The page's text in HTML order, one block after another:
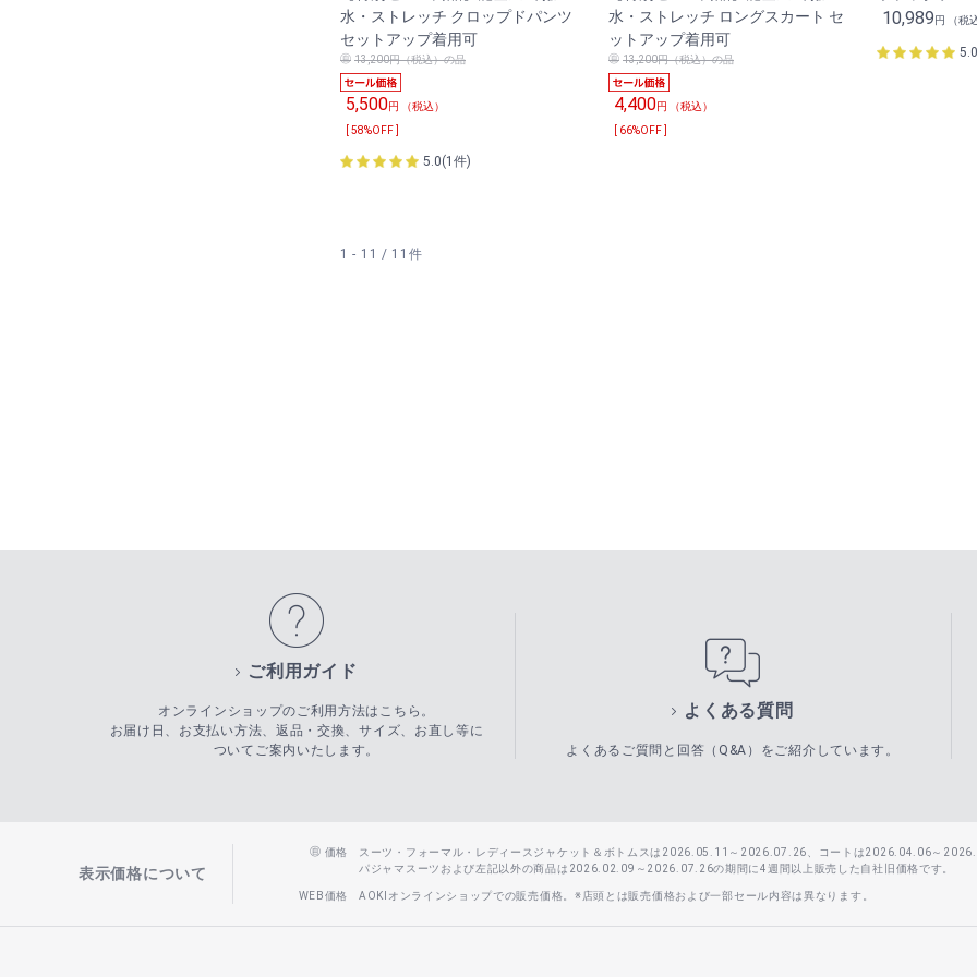
水・ストレッチ クロップドパンツ
セットアップ着用可
13,200円（税込）の品
5,500円 （税込）
[ 58%OFF ]
5.0(1件)
水・ストレッチ ロングスカート セ
ットアップ着用可
13,200円（税込）の品
4,400円 （税込）
[ 66%OFF ]
10,989円 （税
1 - 11 / 11件
ご利用ガイド
オンラインショップのご利用方法はこちら。
お届け日、お支払い方法、返品・交換、サイズ、お直し等に
ついてご案内いたします。
よくある質問
よくあるご質問と回答（Q&A）をご紹介しています。
表示価格について
価格
スーツ・フォーマル・レディースジャケット＆ボトムスは2026.05.11～2026.07.26、コートは2026.04.06～
パジャマスーツおよび左記以外の商品は2026.02.09～2026.07.26の期間に4週間以上販売した自社旧価格です。
WEB価格 AOKIオンラインショップでの販売価格。※店頭とは販売価格および一部セール内容は異なります。